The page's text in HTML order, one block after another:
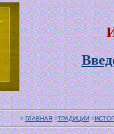
=ГЛАВНАЯ=ТРАДИЦИИ=